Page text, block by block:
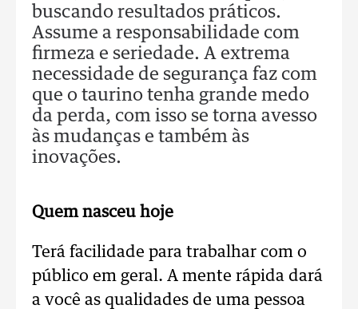
buscando resultados práticos.
Assume a responsabilidade com
firmeza e seriedade. A extrema
necessidade de segurança faz com
que o taurino tenha grande medo
da perda, com isso se torna avesso
às mudanças e também às
inovações.
Quem nasceu hoje
Terá facilidade para trabalhar com o
público em geral. A mente rápida dará
a você as qualidades de uma pessoa